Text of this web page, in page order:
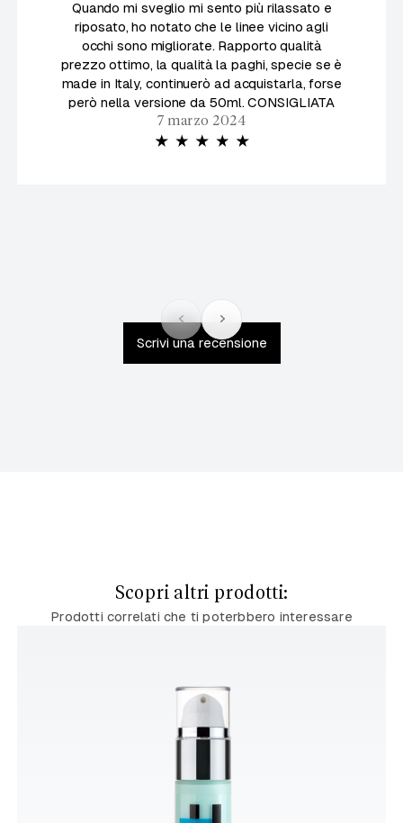
Quando mi sveglio mi sento più rilassato e
riposato, ho notato che le linee vicino agli
occhi sono migliorate. Rapporto qualità
prezzo ottimo, la qualità la paghi, specie se è
made in Italy, continuerò ad acquistarla, forse
però nella versione da 50ml. CONSIGLIATA
7 marzo 2024
Scrivi una recensione
Scopri altri prodotti:
Prodotti correlati che ti poterbbero interessare